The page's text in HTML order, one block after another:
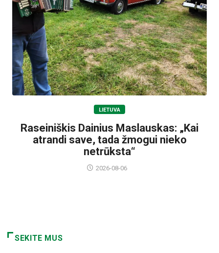
LIETUVA
Raseiniškis Dainius Maslauskas: „Kai
atrandi save, tada žmogui nieko
netrūksta“
2026-08-06
SEKITE MUS